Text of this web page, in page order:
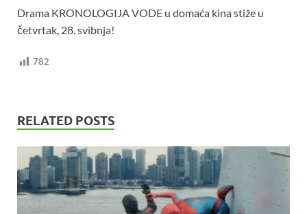
Drama KRONOLOGIJA VODE u domaća kina stiže u
četvrtak, 28. svibnja!
782
RELATED POSTS